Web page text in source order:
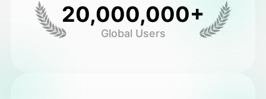
20,000,000+
Global Users